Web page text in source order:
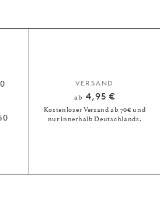
VERSAND
ab 4,95 €
Kostenloser Versand ab 70€ und
nur innerhalb Deutschlands.